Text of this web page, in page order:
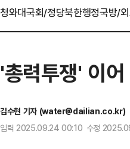
청와대국회/정당북한행정국방/
'총력투쟁' 이
김수현 기자 (water@dailian.co.kr)
입력 2025.09.24 00:10 수정